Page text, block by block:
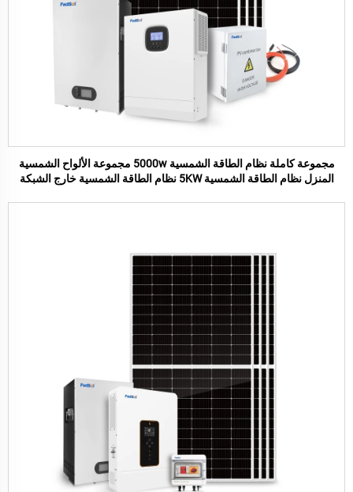
مجموعة كاملة نظام الطاقة الشمسية 5000w مجموعة الألواح الشمسية
المنزل نظام الطاقة الشمسية 5KW نظام الطاقة الشمسية خارج الشبكة